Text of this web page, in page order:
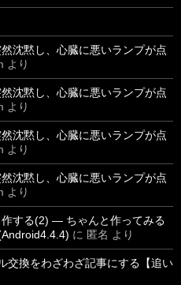
沈黙し、心臓に悪いランプが点
より
沈黙し、心臓に悪いランプが点
より
沈黙し、心臓に悪いランプが点
より
沈黙し、心臓に悪いランプが点
より
する(2) ― ちゃんと作ってみる
に 匿名 より
交換をわざわざ記事にする【追い